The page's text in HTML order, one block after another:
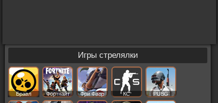
Игры стрелялки
Бравл
Старс
Фортнайт Фри Фаер КС PUBG